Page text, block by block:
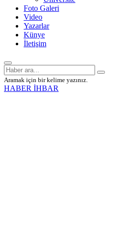
Foto Galeri
Video
Yazarlar
Künye
İletişim
Aramak için bir kelime yazınız.
HABER İHBAR